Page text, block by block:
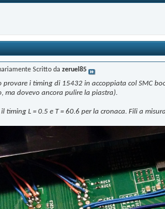
Scritto da zeruel85
provare i timing di 15432 in accoppiata col SMC
ma dovevo ancora pulire la piastra).
timing L = 0.5 e T = 60.6 per la cronaca. Fili a